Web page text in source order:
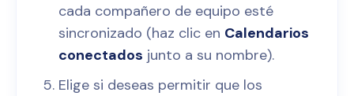
cada compañero de equipo esté
sincronizado (haz clic en Calendarios
conectados junto a su nombre).
Elige si deseas permitir que los